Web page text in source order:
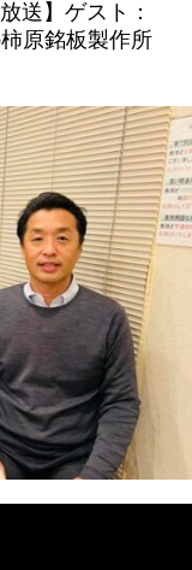
送】ゲスト：
原銘板製作所